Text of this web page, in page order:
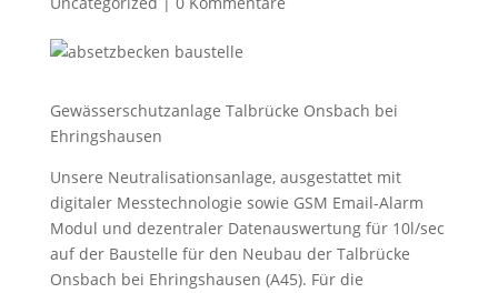
Gewässerschutzanlage Talbrücke Onsbach bei
Ehringshausen
Unsere Neutralisationsanlage, ausgestattet mit
digitaler Messtechnologie sowie GSM Email-Alarm
Modul und dezentraler Datenauswertung für 10l/sec
auf der Baustelle für den Neubau der Talbrücke
Onsbach bei Ehringshausen (A45). Für die